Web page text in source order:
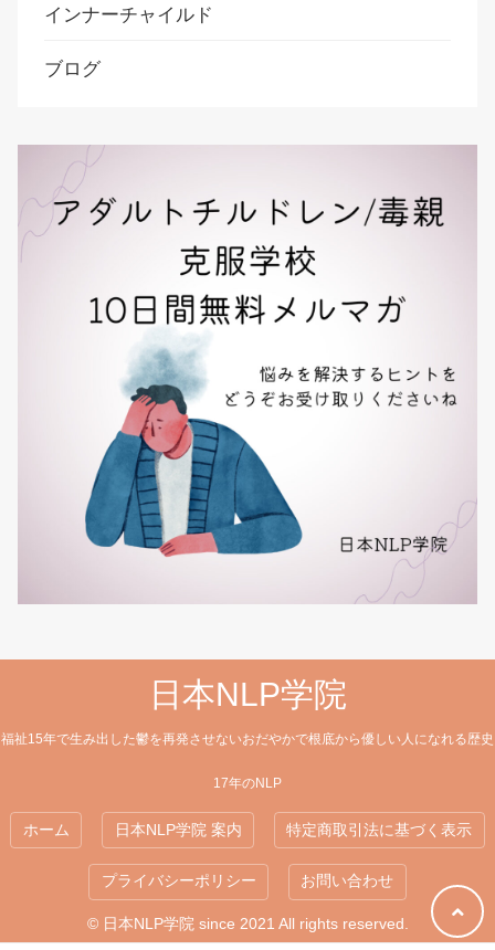
インナーチャイルド
ブログ
日本NLP学院
福祉15年で生み出した鬱を再発させないおだやかで根底から優しい人になれる歴史
17年のNLP
ホーム 日本NLP学院 案内 特定商取引法に基づく表示
プライバシーポリシー お問い合わせ
© 日本NLP学院 since 2021 All rights reserved.